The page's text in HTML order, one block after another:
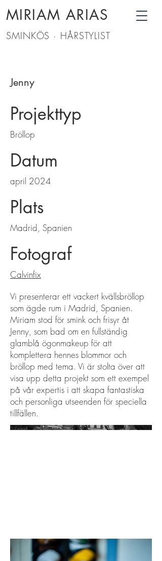
SMINKÖS · HÅRSTYLIST
MIRIAM ARIAS
Jenny
Projekttyp
Bröllop
Datum
april 2024
Plats
Madrid, Spanien
Fotograf
Calvinfix
Vi presenterar ett vackert kvällsbröllop
som ägde rum i Madrid, Spanien.
Miriam stod för smink och frisyr åt
Jenny, som bad om en fullständig
glamblå ögonmakeup för att
komplettera hennes blommor och
bröllop med tema. Vi är stolta över att
visa upp detta projekt som ett exempel
på vår expertis i att skapa fantastiska
och personliga utseenden för speciella
tillfällen.